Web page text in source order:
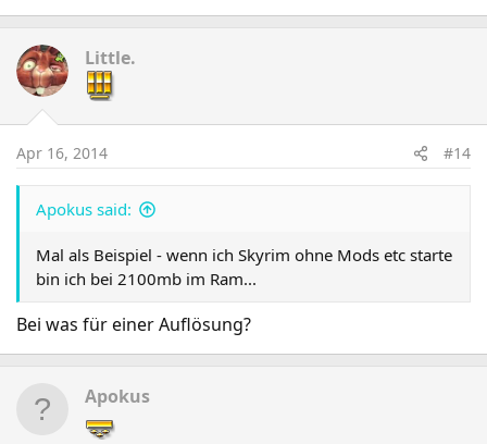
Little.
Apr 16, 2014 #14
Apokus said:
Mal als Beispiel - wenn ich Skyrim ohne Mods etc starte
bin ich bei 2100mb im Ram...
Bei was für einer Auflösung?
Apokus